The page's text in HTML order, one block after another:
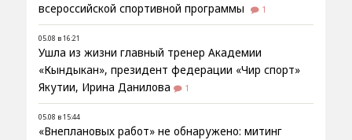
всероссийской спортивной программы
1
05.08 в 16:21
Ушла из жизни главный тренер Академии
«Кындыкан», президент федерации «Чир спорт»
Якутии, Ирина Данилова
1
05.08 в 15:44
«Внеплановых работ» не обнаружено: митинг